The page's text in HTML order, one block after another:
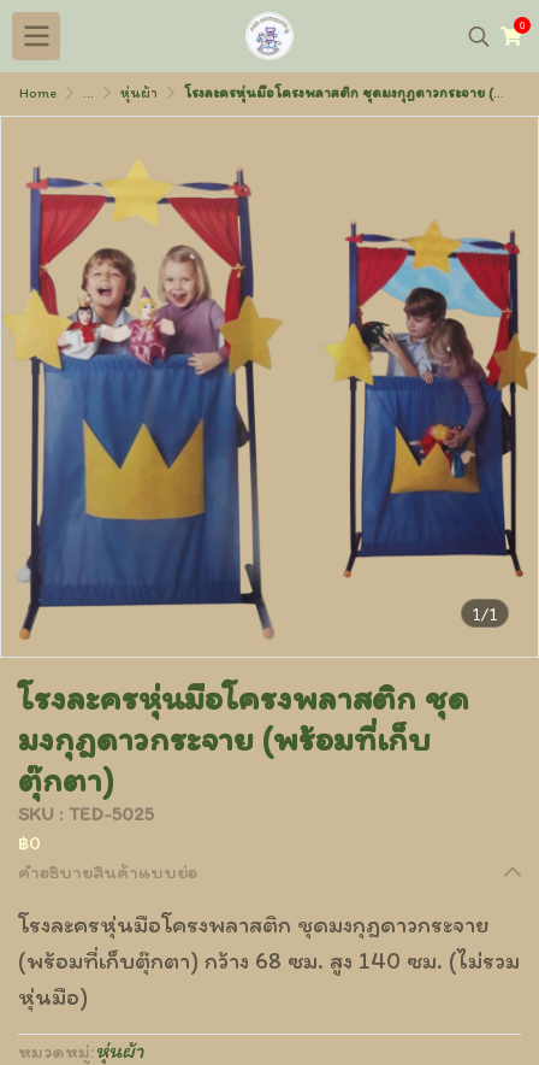
0
Home ... หุ่นผ้า โรงละครหุ่นมือโครงพลาสติก ชุดมงกุฎดาวกระจาย (พร้อมที่เก็บตุ๊กตา)
1/1
โรงละครหุ่นมือโครงพลาสติก ชุด
มงกุฎดาวกระจาย (พร้อมที่เก็บ
ตุ๊กตา)
SKU : TED-5025
฿0
คำอธิบายสินค้าแบบย่อ
โรงละครหุ่นมือโครงพลาสติก ชุดมงกุฎดาวกระจาย
(พร้อมที่เก็บตุ๊กตา) กว้าง 68 ซม. สูง 140 ซม. (ไม่รวม
หุ่นมือ)
หมวดหมู่:หุ่นผ้า